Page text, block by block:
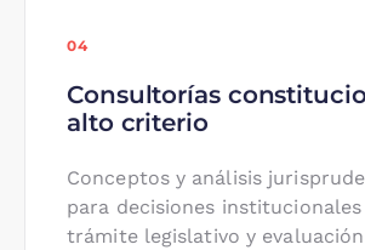
04
Consultorías
alto criterio
Conceptos y análisis
para decisiones
trámite legislativo y evaluación